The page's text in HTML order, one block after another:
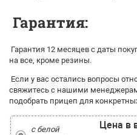
Гарантия:
Гарантия 12 месяцев с даты
на все, кроме резины.
Если у вас остались вопросы
свяжитесь с нашими
подобрать прицеп для
с белой
Цена в